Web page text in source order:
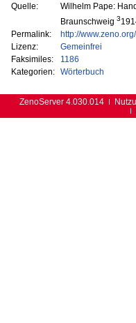
Quelle:
Wilhelm Pape:
Braunschweig 3
Permalink:
http://
Lizenz:
Gemeinfrei
Faksimiles:
1186
Kategorien:
Wörterbuch
ZenoServer 4.030.014